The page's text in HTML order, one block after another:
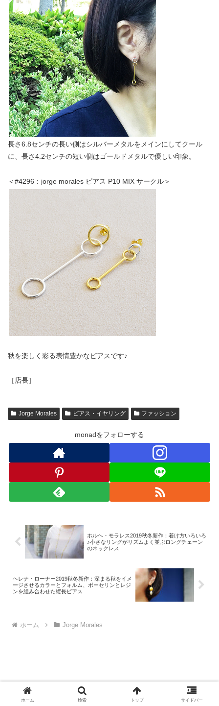
長さ6.8センチの長い側はシルバーメタルをメインにしてクール
に、長さ4.2センチの短い側はゴールドメタルで優しい印象。
＜#4296：jorge morales ピアス P10 MIX サークル＞
秋を楽しく彩る表情豊かなピアスです♪
［店長］
Jorge Morales ピアス・イヤリング ファッション
monadをフォローする
ホルヘ・モラレス2019秋冬新作：着け方いろいろ
♪小さなリングがリズムよく並ぶロングチェーン
のネックレス
ヘレナ・ローナー2019秋冬新作：深まる秋をイメ
ージさせるカラーとフォルム、ポーセリンとレジ
ンを組み合わせた縦長ピアス
ホーム Jorge Morales
© 2008-2026 monad.
ホーム 検索 トップ サイドバー